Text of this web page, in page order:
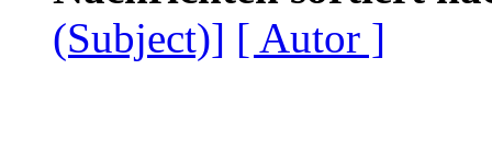
(Subject)] [ Autor ]